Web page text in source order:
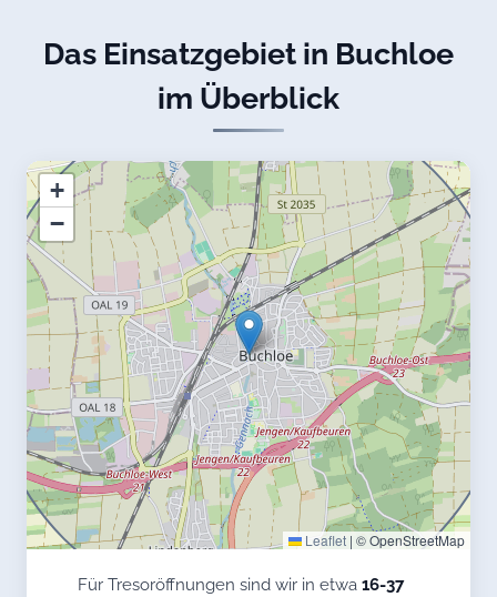
Das Einsatzgebiet in Buchloe
im Überblick
+
−
Leaflet | © OpenStreetMap
Für Tresoröffnungen sind wir in etwa 16-37